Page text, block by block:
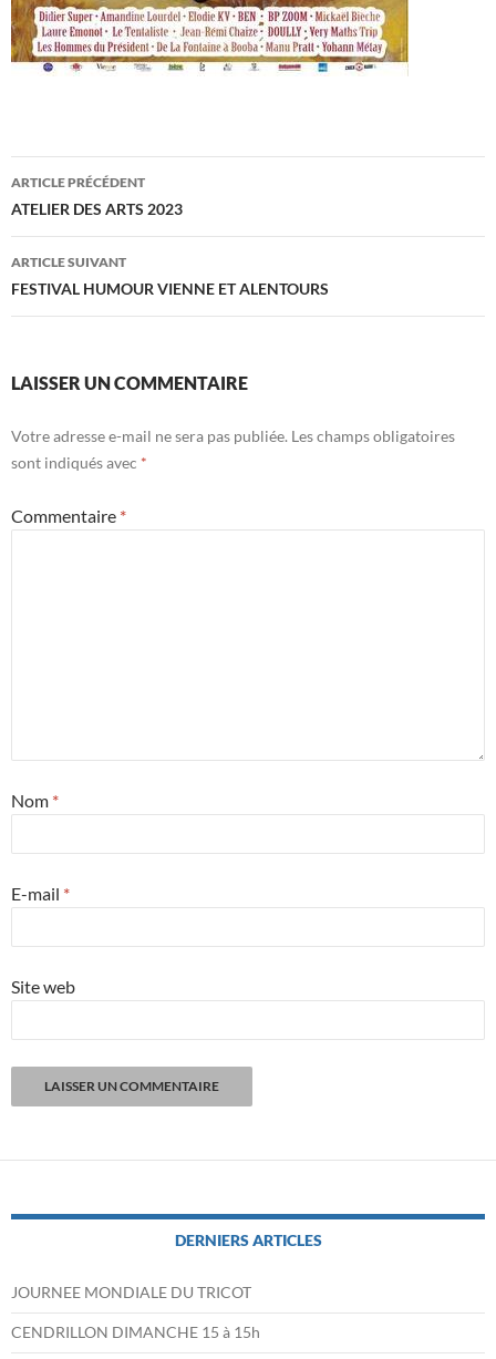
Navigation
des
articles
ARTICLE PRÉCÉDENT
ATELIER DES ARTS 2023
ARTICLE SUIVANT
FESTIVAL HUMOUR VIENNE ET ALENTOURS
LAISSER UN COMMENTAIRE
Votre adresse e-mail ne sera pas publiée. Les champs obligatoires
sont indiqués avec *
Commentaire *
Nom *
E-mail *
Site web
DERNIERS ARTICLES
JOURNEE MONDIALE DU TRICOT
CENDRILLON DIMANCHE 15 à 15h